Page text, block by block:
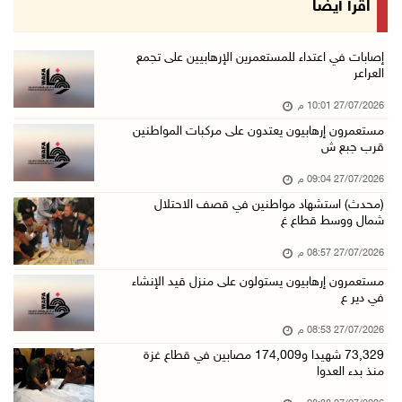
اقرأ أيضا
إصابات في اعتداء للمستعمرين الإرهابيين على تجمع
العراعر
27/07/2026 10:01 م
مستعمرون إرهابيون يعتدون على مركبات المواطنين
قرب جبع ش
27/07/2026 09:04 م
(محدث) استشهاد مواطنين في قصف الاحتلال
شمال ووسط قطاع غ
27/07/2026 08:57 م
مستعمرون إرهابيون يستولون على منزل قيد الإنشاء
في دير ع
27/07/2026 08:53 م
73,329 شهيدا و174,009 مصابين في قطاع غزة
منذ بدء العدوا